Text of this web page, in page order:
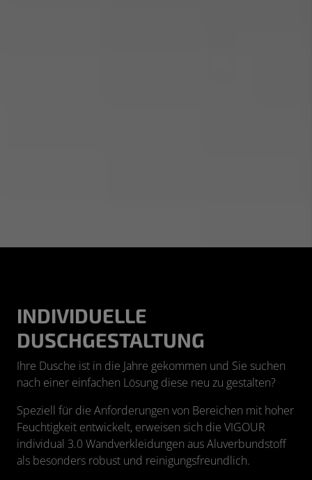
INDIVIDUELLE
DUSCHGESTALTUNG
Ihre Dusche ist in die Jahre gekommen und Sie suchen
nach einer einfachen Lösung diese neu zu gestalten?
Speziell für die Anforderungen von Bereichen mit hoher
Feuchtigkeit entwickelt, erweisen sich die VIGOUR
individual 3.0 Wandverkleidungen aus Aluverbundstoff
als besonders robust und reinigungsfreundlich.